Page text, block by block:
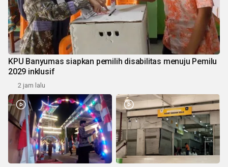
KPU Banyumas siapkan pemilih disabilitas menuju Pemilu
2029 inklusif
2 jam lalu